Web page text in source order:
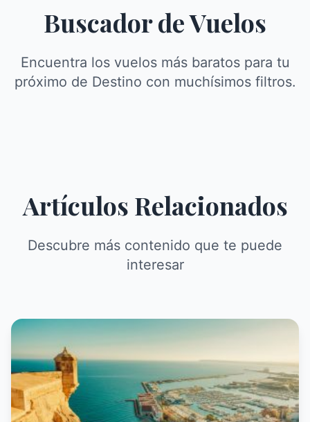
Buscador de Vuelos
Encuentra los vuelos más baratos para tu
próximo de Destino con muchísimos filtros.
Artículos Relacionados
Descubre más contenido que te puede
interesar